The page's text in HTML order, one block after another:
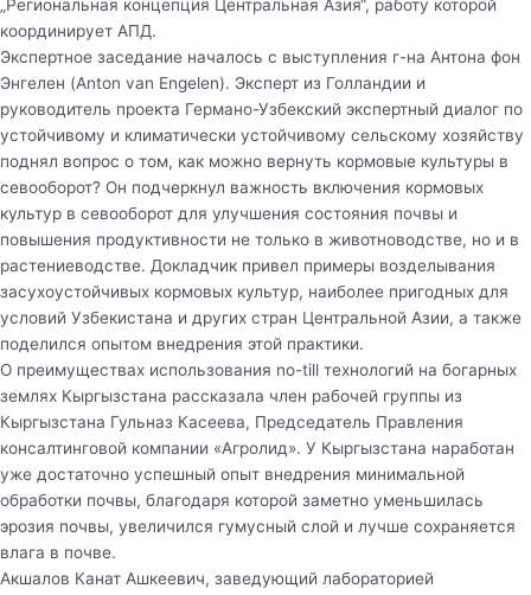
„Региональная концепция Центральная Азия“, работу которой
координирует АПД.
Экспертное заседание началось с выступления г-на Антона фон
Энгелен (Anton van Engelen). Эксперт из Голландии и
руководитель проекта Германо-Узбекский экспертный диалог по
устойчивому и климатически устойчивому сельскому хозяйству
поднял вопрос о том, как можно вернуть кормовые культуры в
севооборот? Он подчеркнул важность включения кормовых
культур в севооборот для улучшения состояния почвы и
повышения продуктивности не только в животноводстве, но и в
растениеводстве. Докладчик привел примеры возделывания
засухоустойчивых кормовых культур, наиболее пригодных для
условий Узбекистана и других стран Центральной Азии, а также
поделился опытом внедрения этой практики.
О преимуществах использования no-till технологий на богарных
землях Кыргызстана рассказала член рабочей группы из
Кыргызстана Гульназ Касеева, Председатель Правления
консалтинговой компании «Агролид». У Кыргызстана наработан
уже достаточно успешный опыт внедрения минимальной
обработки почвы, благодаря которой заметно уменьшилась
эрозия почвы, увеличился гумусный слой и лучше сохраняется
влага в почве.
Акшалов Канат Ашкеевич, заведующий лабораторией